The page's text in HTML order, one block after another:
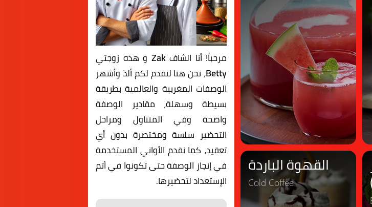
القهوة الباردة
Cold Coffee
مرحباً! أنا الشافZak و هذه زوجتي
Betty، نحن هنا لنقدم لكم ألذ وأشهر
الوصفات المغربية والعالمية بطريقة
بسيطة وسهلة، مقادير الوصفة
واضحة وفي المتناول ومراحل
التحضير سلسة ومختصرة بدون أي
تعقيد، كما نقدم الأواني المستخدمة
في إنجاز الوصفة حتى تكونوا في أتم
الإستعداد لتحضيرها.